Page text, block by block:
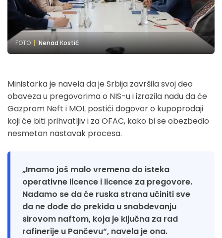
FOTO Nenad Кostić
Ministarka je navela da je Srbija završila svoj deo
obaveza u pregovorima o NIS-u i izrazila nadu da će
Gazprom Neft i MOL postići dogovor o kupoprodaji
koji će biti prihvatljiv i za OFAC, kako bi se obezbedio
nesmetan nastavak procesa.
„Imamo još malo vremena do isteka
operativne licence i licence za pregovore.
Nadamo se da će ruska strana učiniti sve
da ne dođe do prekida u snabdevanju
sirovom naftom, koja je ključna za rad
rafinerije u Pančevu“, navela je ona.